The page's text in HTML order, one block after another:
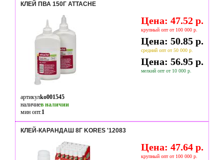
КЛЕЙ ПВА 150Г ATTACHE
Цена: 47.52 р.
крупный опт от 100 000 р.
Цена: 50.85 р.
средний опт от 50 000 р.
Цена: 56.95 р.
мелкий опт от 10 000 р.
артикулko001545
наличиев наличии
мин опт.1
КЛЕЙ-КАРАНДАШ 8Г KORES '12083
Цена: 47.64 р.
крупный опт от 100 000 р.